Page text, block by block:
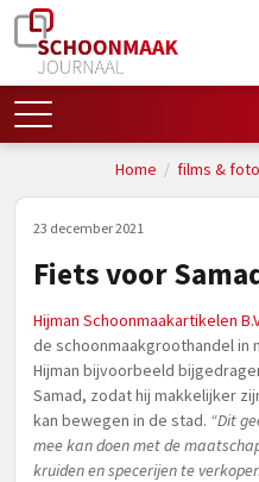
Home / films &
23 december 2021
Fiets voor
Hijman Schoonmaakartikelen
de schoonmaakgroothandel in
Hijman bijvoorbeeld
Samad, zodat hij makkelijker
kan bewegen in de stad. “Dit
mee kan doen met de
kruiden en specerijen te